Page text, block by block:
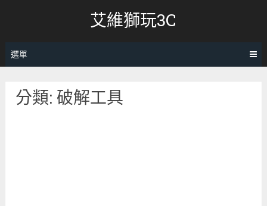
艾維獅玩3C
選單
分類: 破解工具